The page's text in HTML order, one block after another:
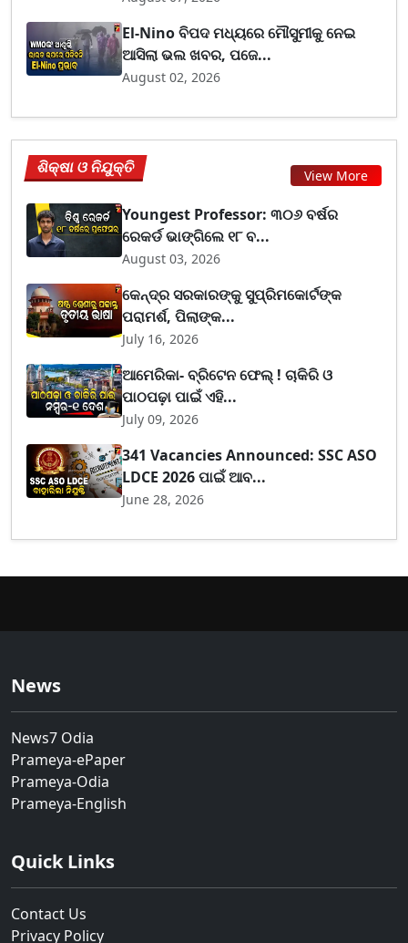
El-Nino ବିପଦ ମଧ୍ୟରେ ମୌସୁମୀକୁ ନେଇ
ଆସିଲା ଭଲ ଖବର, ପଜେ...
August 02, 2026
ଶିକ୍ଷା ଓ ନିଯୁକ୍ତି View More
Youngest Professor: ୩୦୬ ବର୍ଷର
ରେକର୍ଡ ଭାଙ୍ଗିଲେ ୧୮ ବ...
August 03, 2026
କେନ୍ଦ୍ର ସରକାରଙ୍କୁ ସୁପ୍ରିମକୋର୍ଟଙ୍କ
ପରାମର୍ଶ, ପିଲାଙ୍କ...
July 16, 2026
ଆମେରିକା- ବ୍ରିଟେନ ଫେଲ୍ ! ଚାକିରି ଓ
ପାଠପଢ଼ା ପାଇଁ ଏହି...
July 09, 2026
341 Vacancies Announced: SSC ASO
LDCE 2026 ପାଇଁ ଆବ...
June 28, 2026
News
News7 Odia
Prameya-ePaper
Prameya-Odia
Prameya-English
Quick Links
Contact Us
Privacy Policy